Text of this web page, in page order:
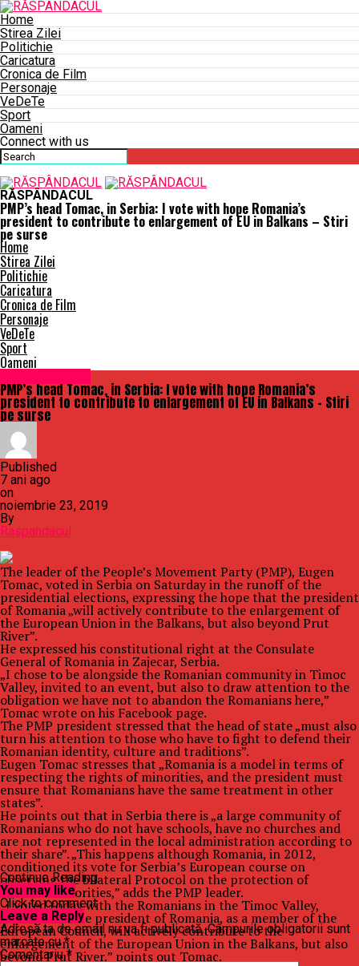
Home
Stirea Zilei
Politichie
Caricatura
Cronica de Film
Personaje
VeDeTe
Sport
Oameni
Connect with us
RĂSPÂNDACUL
PMP’s head Tomac, in Serbia: I vote with hope Romania’s
president to contribute to enlargement of EU in Balkans – Stiri
pe surse
Home
Stirea Zilei
Politichie
Caricatura
Cronica de Film
Personaje
VeDeTe
Sport
Oameni
PMP’s head Tomac, in Serbia: I vote with hope Romania’s
president to contribute to enlargement of EU in Balkans – Stiri
pe surse
Published
7 ani ago
on
noiembrie 23, 2019
By
Raspandacul
The leader of the People’s Movement Party (PMP), Eugen
Tomac, voted in Serbia on Saturday in the runoff of the
presidential elections, expressing the hope that the president
of Romania „will actively contribute to the enlargement of
the European Union in the Balkans, but also beyond Prut
River”.
He expressed his constitutional right at the Consulate
General of Romania in Zajecar, Serbia.
„I chose to be alongside the Romanian community in Timoc
Valley, invited to an event, but also to draw attention to the
obligation we have not to abandon the Romanians here,”
Tomac wrote on his Facebook page.
The PMP president stressed that the head of state „must also
turn his attention to those who have to fight to defend their
Romanian identity, culture and traditions”.
Eugen Tomac stresses that „Romania is a model in terms of
respecting the rights of minorities, and the president must
ensure that Romanians have the same treatment in other
states”.
He points out that in Serbia there is „a large community of
Romanians who do not have schools, have no churches and
are not represented in the local administration according to
their share”. „This happens although Romania, in 2012,
conditioned its vote for Serbia’s European course on
observing the bilateral Protocol on the protection of
national minorities,” adds the PMP leader.
„I voted today with the Romanians in the Timoc Valley,
hoping that the president of Romania, as a member of the
European Council, will actively contribute to the
enlargement of the European Union in the Balkans, but also
beyond Prut River,” points out Tomac.
Continue Reading
You may like
Click to comment
Leave a Reply
Adresa ta de email nu va fi publicată. Câmpurile obligatorii sunt
marcate cu*
Comentariu*